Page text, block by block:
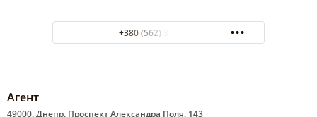
+380 (562) 38-66-15
Агент
49000, Днепр, Проспект Александра Поля, 143